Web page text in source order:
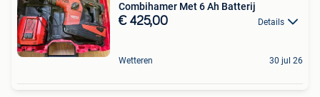
Combihamer Met 6 Ah Batterij
€ 425,00 Details
Wetteren 30 jul 26